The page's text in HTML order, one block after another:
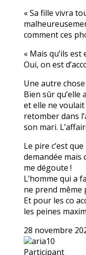
« Sa fille vivra
comment ces
« Mais qu’ils
Oui, on est
Une autre
Bien sûr
et elle ne
retomber dans
son mari.
Le pire c’est
demandée mais
me dégoute !
L’homme qui a
ne prend même
Et pour les co
les peines
28 novembre
aria10
Participant